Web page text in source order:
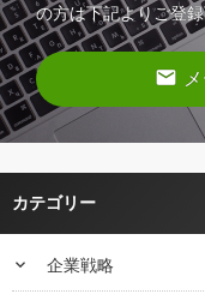
の方は下記よりご登録
email
カテゴリー
keyboard_arrow_down 企業戦略